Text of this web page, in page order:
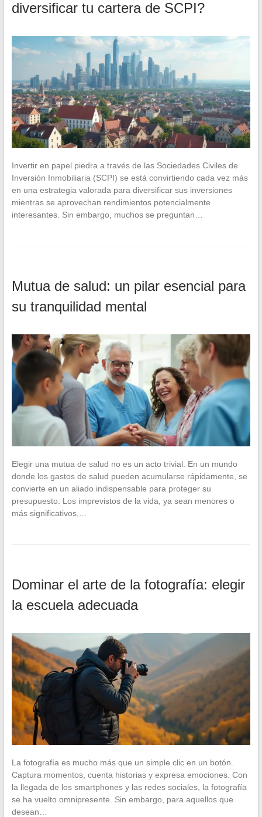
diversificar tu cartera de SCPI?
Invertir en papel piedra a través de las Sociedades Civiles de
Inversión Inmobiliaria (SCPI) se está convirtiendo cada vez más
en una estrategia valorada para diversificar sus inversiones
mientras se aprovechan rendimientos potencialmente
interesantes. Sin embargo, muchos se preguntan…
Mutua de salud: un pilar esencial para
su tranquilidad mental
Elegir una mutua de salud no es un acto trivial. En un mundo
donde los gastos de salud pueden acumularse rápidamente, se
convierte en un aliado indispensable para proteger su
presupuesto. Los imprevistos de la vida, ya sean menores o
más significativos,…
Dominar el arte de la fotografía: elegir
la escuela adecuada
La fotografía es mucho más que un simple clic en un botón.
Captura momentos, cuenta historias y expresa emociones. Con
la llegada de los smartphones y las redes sociales, la fotografía
se ha vuelto omnipresente. Sin embargo, para aquellos que
desean…